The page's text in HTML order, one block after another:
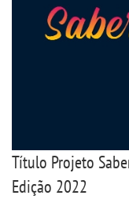
EDITAL
UNIESP NEWS
Título Projeto
Edição 2022